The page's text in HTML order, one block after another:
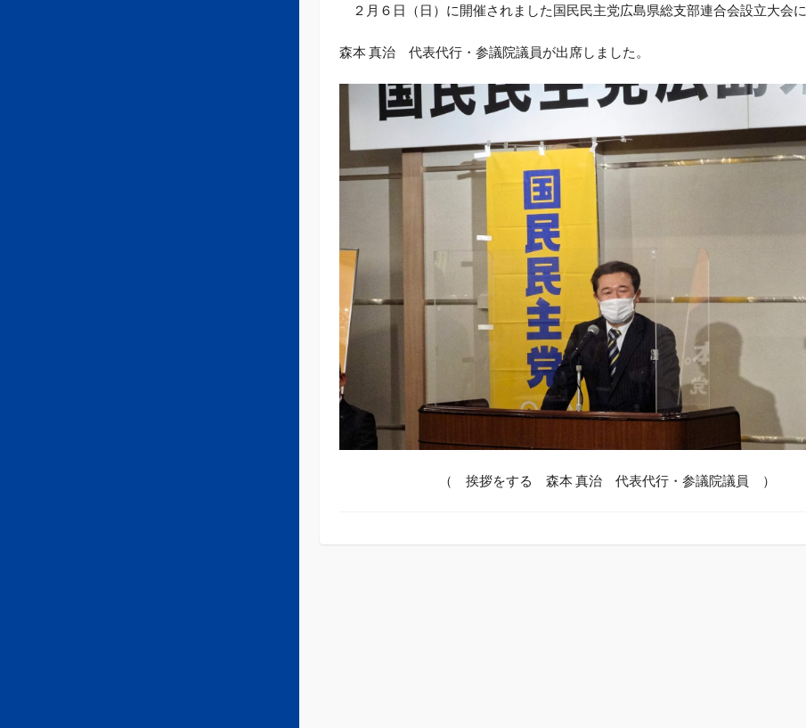
２月６日（日）に開催されました国民民主党広島県総支部連合会設立大会に
森本 真治 代表代行・参議院議員が出席しました。
（ 挨拶をする 森本 真治 代表代行・参議院議員 ）